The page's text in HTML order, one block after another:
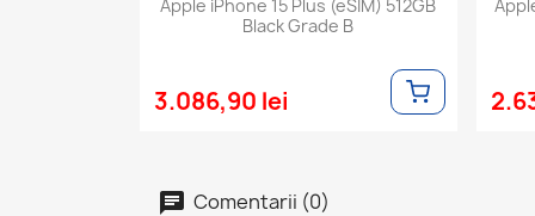
Apple iPhone 15 Plus (eSIM) 512GB
Black Grade B
3.086,90 lei
Comentarii (0)